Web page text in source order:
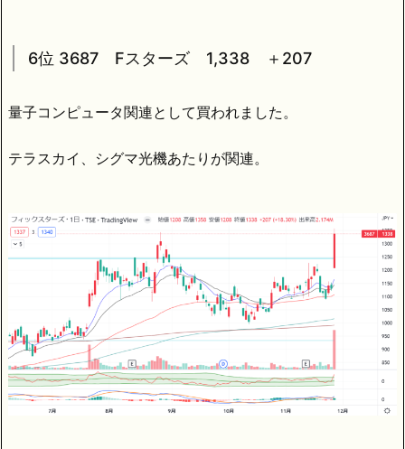
6位 3687 Fスターズ 1,338 ＋207
量子コンピュータ関連として買われました。
テラスカイ、シグマ光機あたりが関連。